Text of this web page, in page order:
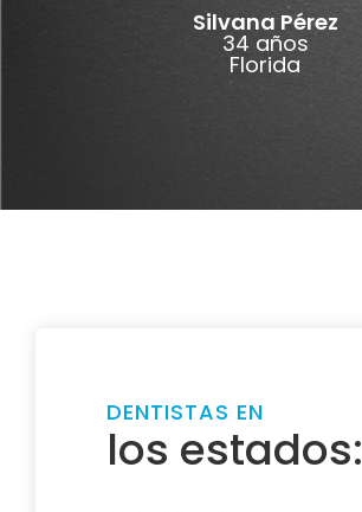
Silvana Pérez
34 años
Florida
DENTISTAS EN
los estados: